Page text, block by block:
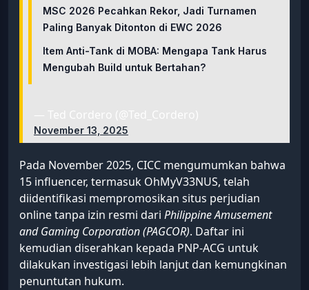
MSC 2026 Pecahkan Rekor, Jadi Turnamen
Paling Banyak Ditonton di EWC 2026
Item Anti-Tank di MOBA: Mengapa Tank Harus
Mengubah Build untuk Bertahan?
— Ted Cordero (@Ted_Cordero)
November 13, 2025
Pada November 2025, CICC mengumumkan bahwa
15 influencer, termasuk OhMyV33NUS, telah
diidentifikasi mempromosikan situs perjudian
online tanpa izin resmi dari Philippine Amusement
and Gaming Corporation (PAGCOR). Daftar ini
kemudian diserahkan kepada PNP-ACG untuk
dilakukan investigasi lebih lanjut dan kemungkinan
penuntutan hukum.